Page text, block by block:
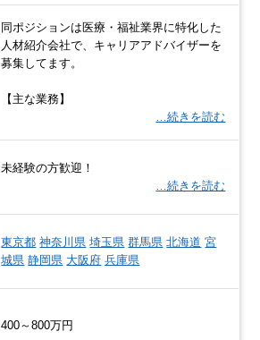
同ポジションは医療・福祉業界に特化した
人材紹介会社で、キャリアアドバイザーを
募集してます。
【主な業務】
…続きを読む
未経験の方歓迎！
…続きを読む
東京都 神奈川県 埼玉県 群馬県 北海道 宮
城県 静岡県 大阪府 兵庫県
400～800万円